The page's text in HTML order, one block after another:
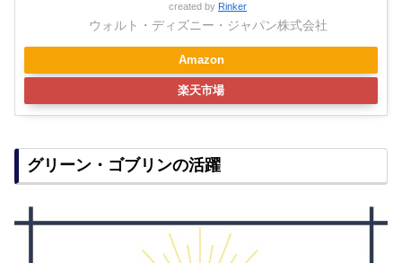
created by Rinker
ウォルト・ディズニー・ジャパン株式会社
Amazon
楽天市場
グリーン・ゴブリンの活躍